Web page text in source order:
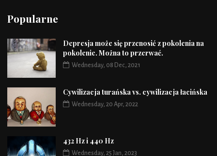
Popularne
Depresja może się przenosić z pokolenia na
pokolenie. Można to przerwać.
Wednesday, 08 Dec, 2021
Cywilizacja turańska vs. cywilizacja łacińska
Wednesday, 20 Apr, 2022
432 Hz i 440 Hz
Wednesday, 25 Jan, 2023